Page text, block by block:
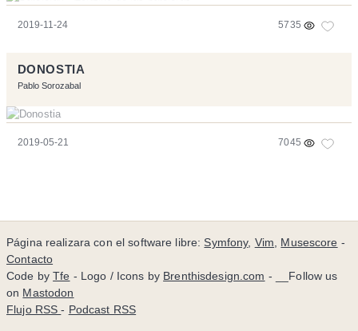
2019-11-24 5735
DONOSTIA
Pablo Sorozabal
2019-05-21 7045
Página realizara con el software libre:Symfony, Vim, Musescore -
Contacto
Code byTfe - Logo / Icons by Brenthisdesign.com - __Follow us
on Mastodon
Flujo RSS- Podcast RSS